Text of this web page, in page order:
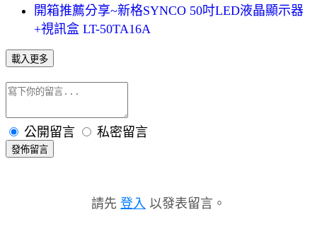
開箱推薦分享~新格SYNCO 50吋LED液晶顯示器
+視訊盒 LT-50TA16A
載入更多
公開留言 私密留言
發佈留言
請先 登入 以發表留言。